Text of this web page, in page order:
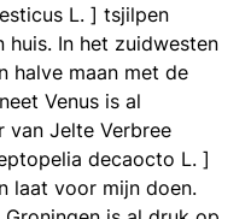
L. ] tsjilpen
In het zuidwesten
halve maan met de
Venus is al
van Jelte Verbree
decaocto L. ]
laat voor mijn doen.